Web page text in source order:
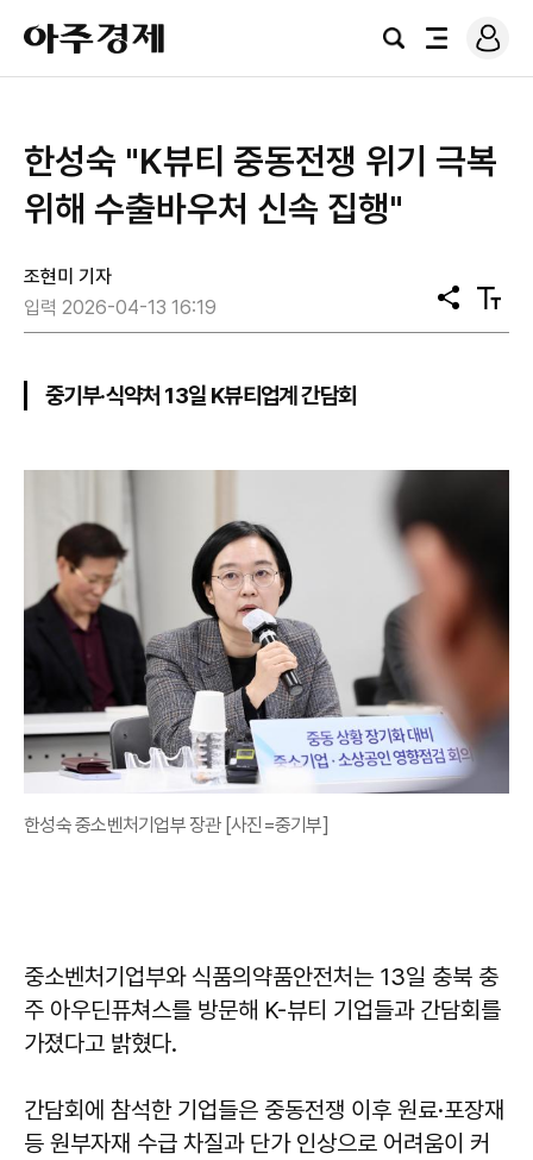
아
주
경
검
전
로
그
한성숙 "K뷰티 중동전쟁 위기 극복
위해 수출바우처 신속 집행"
조현미 기자
입력 2026-04-13 16:19
공
유
텍
스
중기부·식약처 13일 K뷰티업계 간담회
한성숙 중소벤처기업부 장관 [사진=중기부]
중소벤처기업부와 식품의약품안전처는 13일 충북 충
주 아우딘퓨쳐스를 방문해 K-뷰티 기업들과 간담회를
가졌다고 밝혔다.
간담회에 참석한 기업들은 중동전쟁 이후 원료·포장재
등 원부자재 수급 차질과 단가 인상으로 어려움이 커